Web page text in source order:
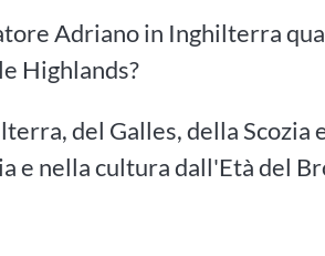
Adriano in Inghilterra
Highlands?
del Galles, della Scozia
e nella cultura dall'Età del